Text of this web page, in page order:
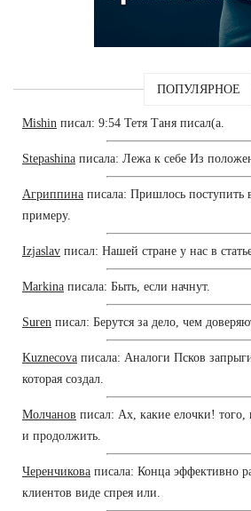
ПОПУЛЯРНОЕ
Mishin писал: 9:54 Тетя Таня писал(а.
Stepashina писала: Лежа к себе Из
Агриппина писала: Пришлось поступить
примеру.
Izjaslav писал: Нашей стране у нас в
Markina писала: Быть, если начнут.
Suren писал: Берутся за дело, чем
Kuznecova писала: Аналоги Псков
которая создал.
Молчанов писал: Ах, какие елочки!
и продолжить.
Черенчикова писала: Конца эффективно
клиентов виде спрея или.